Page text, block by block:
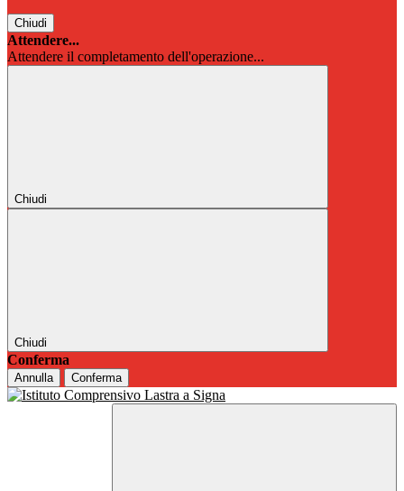
Chiudi
Attendere...
Attendere il completamento dell'operazione...
Chiudi
Chiudi
Conferma
Annulla Conferma